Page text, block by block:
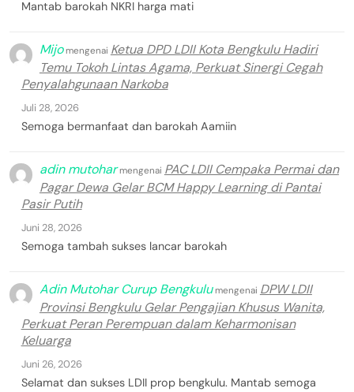
Mantab barokah NKRI harga mati
Mijomengenai Ketua DPD LDII Kota Bengkulu Hadiri
Temu Tokoh Lintas Agama, Perkuat Sinergi Cegah
Penyalahgunaan Narkoba
Juli 28, 2026
Semoga bermanfaat dan barokah Aamiin
adin mutoharmengenai PAC LDII Cempaka Permai dan
Pagar Dewa Gelar BCM Happy Learning di Pantai
Pasir Putih
Juni 28, 2026
Semoga tambah sukses lancar barokah
Adin Mutohar Curup Bengkulumengenai DPW LDII
Provinsi Bengkulu Gelar Pengajian Khusus Wanita,
Perkuat Peran Perempuan dalam Keharmonisan
Keluarga
Juni 26, 2026
Selamat dan sukses LDII prop bengkulu. Mantab semoga